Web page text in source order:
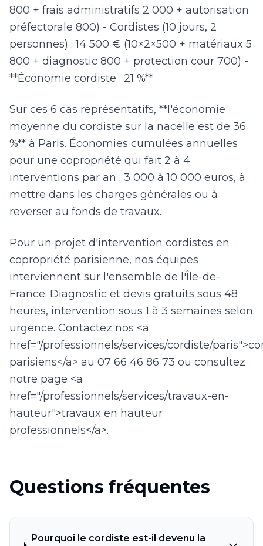
800 + frais administratifs 2 000 + autorisation
préfectorale 800) - Cordistes (10 jours, 2
personnes) : 14 500 € (10×2×500 + matériaux 5
800 + diagnostic 800 + protection cour 700) -
**Économie cordiste : 21 %**
Sur ces 6 cas représentatifs, **l'économie
moyenne du cordiste sur la nacelle est de 36
%** à Paris. Économies cumulées annuelles
pour une copropriété qui fait 2 à 4
interventions par an : 3 000 à 10 000 euros, à
mettre dans les charges générales ou à
reverser au fonds de travaux.
Pour un projet d'intervention cordistes en
copropriété parisienne, nos équipes
interviennent sur l'ensemble de l'Île-de-
France. Diagnostic et devis gratuits sous 48
heures, intervention sous 1 à 3 semaines selon
urgence. Contactez nos <a
href="/professionnels/services/cordiste/
parisiens</a> au 07 66 46 86 73 ou consultez
notre page <a
href="/professionnels/services/travaux-en-
hauteur">travaux en hauteur
professionnels</a>.
Questions fréquentes
Pourquoi le cordiste est-il devenu la